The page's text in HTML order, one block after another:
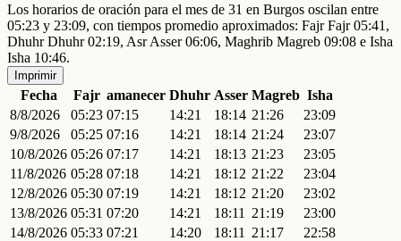
Los horarios de oración para el mes de 31 en Burgos oscilan entre
05:23 y 23:09, con tiempos promedio aproximados: Fajr Fajr 05:41,
Dhuhr Dhuhr 02:19, Asr Asser 06:06, Maghrib Magreb 09:08 e Isha
Isha 10:46.
Imprimir
Fecha Fajr amanecer Dhuhr Asser Magreb Isha
8/8/2026
05:23 07:15 14:21 18:14 21:26
23:09
9/8/2026
05:25 07:16 14:21 18:14 21:24
23:07
10/8/2026 05:26 07:17 14:21 18:13 21:23
23:05
11/8/2026 05:28 07:18 14:21 18:12 21:22
23:04
12/8/2026 05:30 07:19 14:21 18:12 21:20
23:02
13/8/2026 05:31 07:20 14:21 18:11 21:19
23:00
14/8/2026 05:33 07:21 14:20 18:11 21:17
22:58